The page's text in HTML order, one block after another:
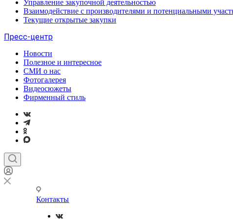
Управление закупочной деятельностью
Взаимодействие с производителями и потенциальными
Текущие открытые закупки
Пресс-центр
Новости
Полезное и интересное
СМИ о нас
Фотогалерея
Видеосюжеты
Фирменный стиль
Контакты